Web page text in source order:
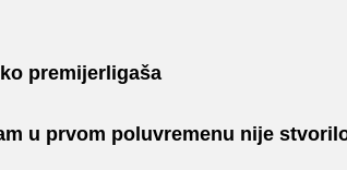
premijerligaša
u prvom poluvremenu nije